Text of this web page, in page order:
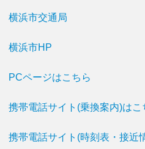
横浜市交通局
横浜市HP
PCページはこちら
携帯電話サイト(乗換案内)はこ
携帯電話サイト(時刻表・接近